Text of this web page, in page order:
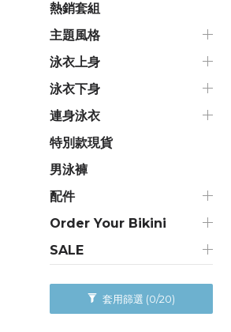
熱銷套組
主題風格
泳衣上身
泳衣下身
連身泳衣
特別款現貨
男泳褲
配件
Order Your Bikini
SALE
套用篩選 (0/20)